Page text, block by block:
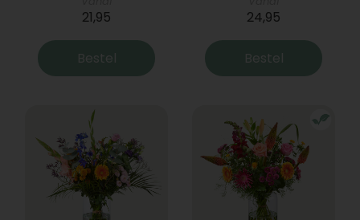
21,95
Bestel
24,95
Bestel